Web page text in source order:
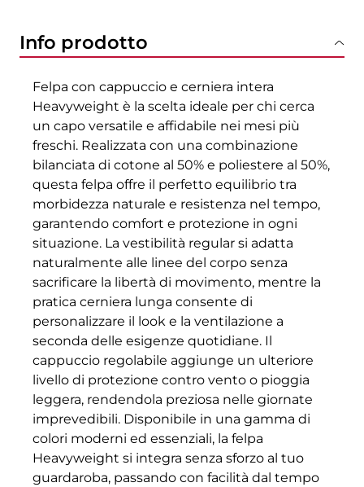
Info prodotto
Felpa con cappuccio e cerniera intera
Heavyweight è la scelta ideale per chi cerca
un capo versatile e affidabile nei mesi più
freschi. Realizzata con una combinazione
bilanciata di cotone al 50% e poliestere al 50%,
questa felpa offre il perfetto equilibrio tra
morbidezza naturale e resistenza nel tempo,
garantendo comfort e protezione in ogni
situazione. La vestibilità regular si adatta
naturalmente alle linee del corpo senza
sacrificare la libertà di movimento, mentre la
pratica cerniera lunga consente di
personalizzare il look e la ventilazione a
seconda delle esigenze quotidiane. Il
cappuccio regolabile aggiunge un ulteriore
livello di protezione contro vento o pioggia
leggera, rendendola preziosa nelle giornate
imprevedibili. Disponibile in una gamma di
colori moderni ed essenziali, la felpa
Heavyweight si integra senza sforzo al tuo
guardaroba, passando con facilità dal tempo